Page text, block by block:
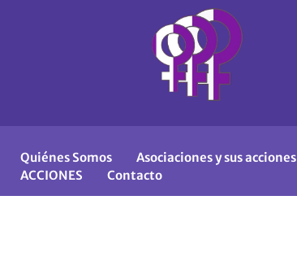
Quiénes Somos Asociaciones y sus acciones
ACCIONES
Contacto